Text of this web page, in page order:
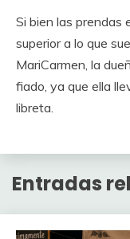
Si bien las prendas
superior a lo que
MariCarmen, la
fiado, ya que ella
libreta.
Entradas